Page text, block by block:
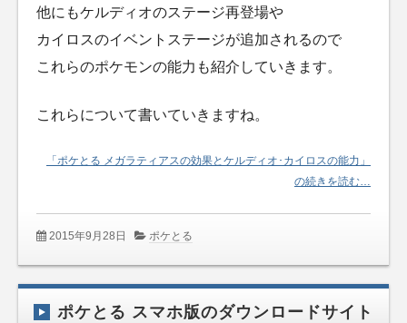
他にもケルディオのステージ再登場や
カイロスのイベントステージが追加されるので
これらのポケモンの能力も紹介していきます。
これらについて書いていきますね。
「ポケとる メガラティアスの効果とケルディオ･カイロスの能力」
の続きを読む…
2015年9月28日 ポケとる
ポケとる スマホ版のダウンロードサイト